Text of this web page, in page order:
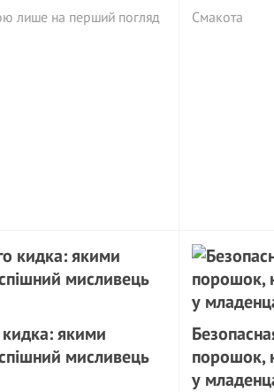
лише на перший погляд Смакота
кидка: якими
мисливець
порошок,
у